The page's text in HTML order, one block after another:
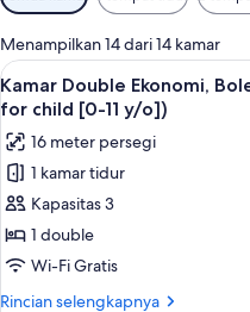
tersedia
untuk
kamar
Menampilkan 14 dari 14 kamar
Lihat
semua
foto
untuk
Kamar
Double
Ekonomi,
Boleh
Merokok
16
Kamar Double Ekonomi,
for child [0-11 y/o])
16 meter persegi
1 kamar tidur
Kapasitas 3
1 double
Wi-Fi Gratis
Rincian selengkapnya
Rincian